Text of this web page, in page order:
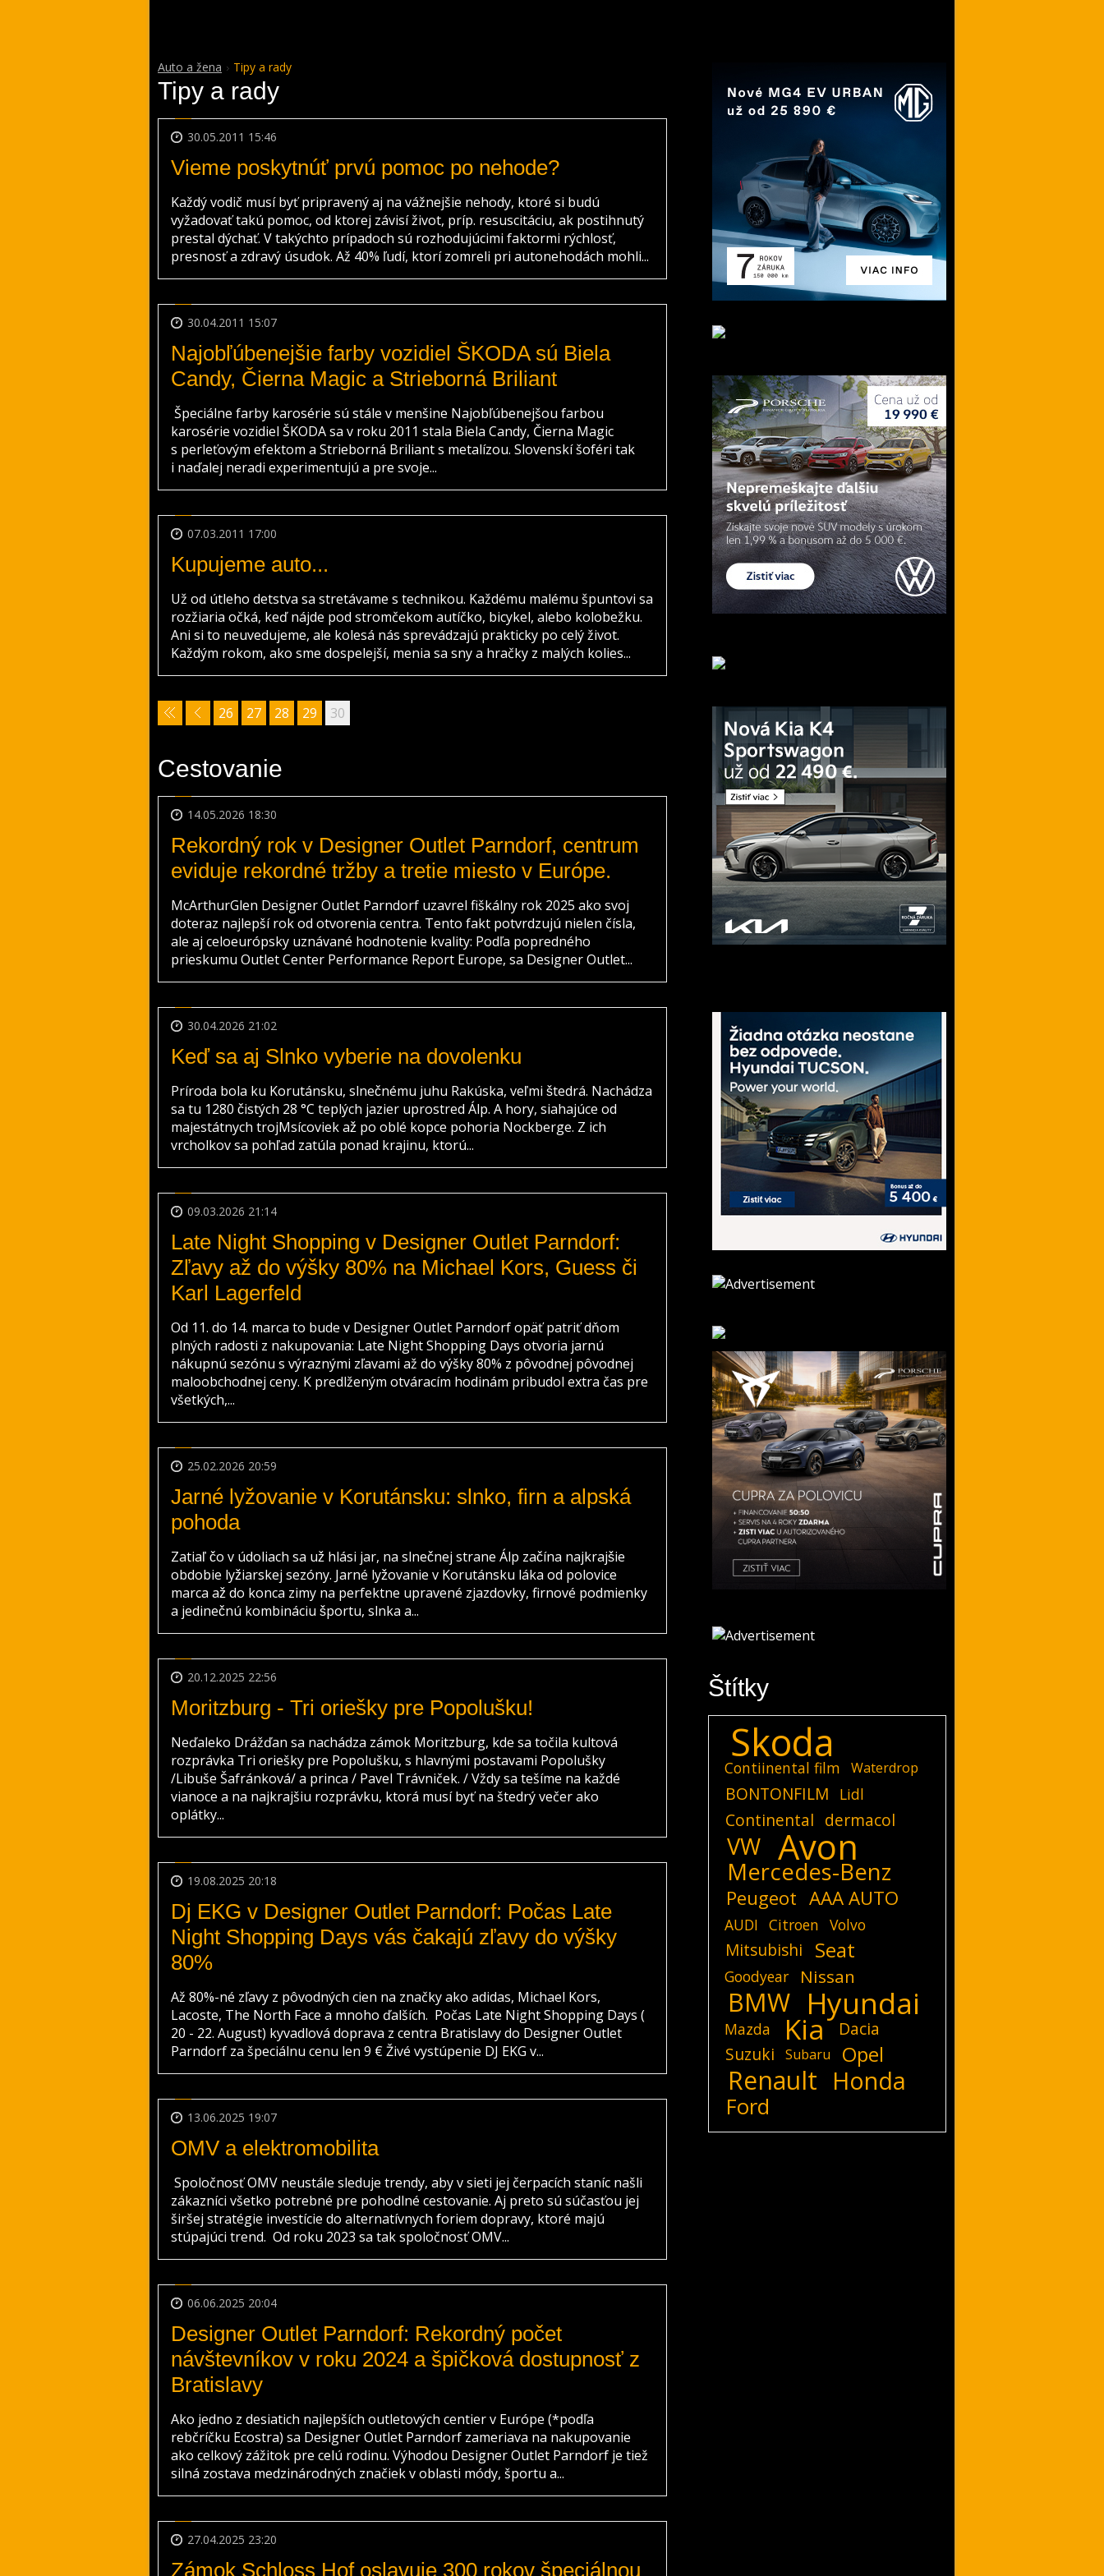
Auto a žena Tipy a rady
Tipy a rady
30.05.2011 15:46
Vieme poskytnúť prvú pomoc po nehode?
Každý vodič musí byť pripravený aj na vážnejšie nehody, ktoré si budú
vyžadovať takú pomoc, od ktorej závisí život, príp. resuscitáciu, ak postihnutý
prestal dýchať. V takýchto prípadoch sú rozhodujúcimi faktormi rýchlosť,
presnosť a zdravý úsudok. Až 40% ľudí, ktorí zomreli pri autonehodách mohli...
30.04.2011 15:07
Najobľúbenejšie farby vozidiel ŠKODA sú Biela
Candy, Čierna Magic a Strieborná Briliant
Špeciálne farby karosérie sú stále v menšine Najobľúbenejšou farbou
karosérie vozidiel ŠKODA sa v roku 2011 stala Biela Candy, Čierna Magic
s perleťovým efektom a Strieborná Briliant s metalízou. Slovenskí šoféri tak
i naďalej neradi experimentujú a pre svoje...
07.03.2011 17:00
Kupujeme auto...
Už od útleho detstva sa stretávame s technikou. Každému malému špuntovi sa
rozžiaria očká, keď nájde pod stromčekom autíčko, bicykel, alebo kolobežku.
Ani si to neuvedujeme, ale kolesá nás sprevádzajú prakticky po celý život.
Každým rokom, ako sme dospelejší, menia sa sny a hračky z malých kolies...
26 27 28 29 30
Cestovanie
14.05.2026 18:30
Rekordný rok v Designer Outlet Parndorf, centrum
eviduje rekordné tržby a tretie miesto v Európe.
McArthurGlen Designer Outlet Parndorf uzavrel fiškálny rok 2025 ako svoj
doteraz najlepší rok od otvorenia centra. Tento fakt potvrdzujú nielen čísla,
ale aj celoeurópsky uznávané hodnotenie kvality: Podľa popredného
prieskumu Outlet Center Performance Report Europe, sa Designer Outlet...
30.04.2026 21:02
Keď sa aj Slnko vyberie na dovolenku
Príroda bola ku Korutánsku, slnečnému juhu Rakúska, veľmi štedrá. Nachádza
sa tu 1280 čistých 28 °C teplých jazier uprostred Álp. A hory, siahajúce od
majestátnych trojMsícoviek až po oblé kopce pohoria Nockberge. Z ich
vrcholkov sa pohľad zatúla ponad krajinu, ktorú...
09.03.2026 21:14
Late Night Shopping v Designer Outlet Parndorf:
Zľavy až do výšky 80% na Michael Kors, Guess či
Karl Lagerfeld
Od 11. do 14. marca to bude v Designer Outlet Parndorf opäť patriť dňom
plných radosti z nakupovania: Late Night Shopping Days otvoria jarnú
nákupnú sezónu s výraznými zľavami až do výšky 80% z pôvodnej pôvodnej
maloobchodnej ceny. K predlženým otváracím hodinám pribudol extra čas pre
všetkých,...
25.02.2026 20:59
Jarné lyžovanie v Korutánsku: slnko, firn a alpská
pohoda
Zatiaľ čo v údoliach sa už hlási jar, na slnečnej strane Álp začína najkrajšie
obdobie lyžiarskej sezóny. Jarné lyžovanie v Korutánsku láka od polovice
marca až do konca zimy na perfektne upravené zjazdovky, firnové podmienky
a jedinečnú kombináciu športu, slnka a...
20.12.2025 22:56
Moritzburg - Tri oriešky pre Popolušku!
Neďaleko Drážďan sa nachádza zámok Moritzburg, kde sa točila kultová
rozprávka Tri oriešky pre Popolušku, s hlavnými postavami Popolušky
/Libuše Šafránková/ a princa / Pavel Trávniček. / Vždy sa tešíme na každé
vianoce a na najkrajšiu rozprávku, ktorá musí byť na štedrý večer ako
oplátky...
19.08.2025 20:18
Dj EKG v Designer Outlet Parndorf: Počas Late
Night Shopping Days vás čakajú zľavy do výšky
80%
Až 80%-né zľavy z pôvodných cien na značky ako adidas, Michael Kors,
Lacoste, The North Face a mnoho ďalších. Počas Late Night Shopping Days (
20 - 22. August) kyvadlová doprava z centra Bratislavy do Designer Outlet
Parndorf za špeciálnu cenu len 9 € Živé vystúpenie DJ EKG v...
13.06.2025 19:07
OMV a elektromobilita
Spoločnosť OMV neustále sleduje trendy, aby v sieti jej čerpacích staníc našli
zákazníci všetko potrebné pre pohodlné cestovanie. Aj preto sú súčasťou jej
širšej stratégie investície do alternatívnych foriem dopravy, ktoré majú
stúpajúci trend. Od roku 2023 sa tak spoločnosť OMV...
06.06.2025 20:04
Designer Outlet Parndorf: Rekordný počet
návštevníkov v roku 2024 a špičková dostupnosť z
Bratislavy
Ako jedno z desiatich najlepších outletových centier v Európe (*podľa
rebčríčku Ecostra) sa Designer Outlet Parndorf zameriava na nakupovanie
ako celkový zážitok pre celú rodinu. Výhodou Designer Outlet Parndorf je tiež
silná zostava medzinárodných značiek v oblasti módy, športu a...
27.04.2025 23:20
Zámok Schloss Hof oslavuje 300 rokov špeciálnou
Štítky
Skoda
Contiinental film Waterdrop
BONTONFILM Lidl
Continental dermacol
VW Avon
Mercedes-Benz
Peugeot AAA AUTO
AUDI Citroen Volvo
Mitsubishi Seat
Goodyear Nissan
BMW Hyundai
Mazda Kia
Dacia
Suzuki
Subaru Opel
Renault Honda
Ford